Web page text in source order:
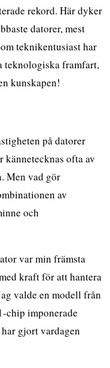
rekord. Här dyker
datorer, mest
teknikentusiast har
teknologiska framfart,
kunskapen!
på datorer
kännetecknas ofta av
Men vad gör
av
och
var min främsta
kraft för att hantera
valde en modell från
chip imponerade
gjort vardagen